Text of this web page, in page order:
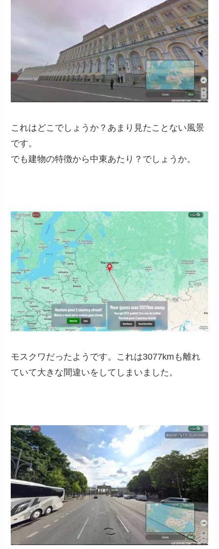
これはどこでしょうか？あまり見たことない風景
です。
でも建物の特徴から中東あたり？でしょうか。
モスクワだったようです。これは3077kmも離れ
ていて大きな間違いをしてしまいました。